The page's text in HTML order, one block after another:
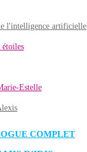
l'intelligence artificielle
Estelle
COMPLET